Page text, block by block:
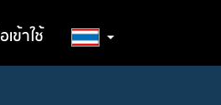
ข้าใช้